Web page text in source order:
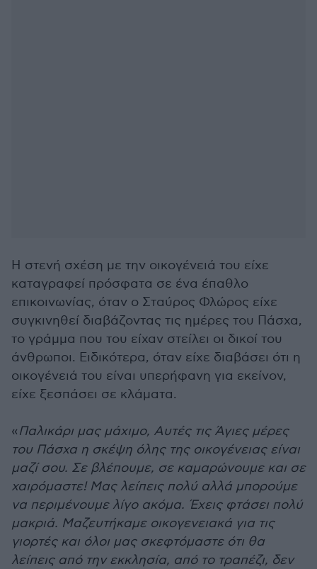
Η στενή σχέση με την οικογένειά του είχε
καταγραφεί πρόσφατα σε ένα έπαθλο
επικοινωνίας, όταν ο Σταύρος Φλώρος είχε
συγκινηθεί διαβάζοντας τις ημέρες του Πάσχα,
το γράμμα που του είχαν στείλει οι δικοί του
άνθρωποι. Ειδικότερα, όταν είχε διαβάσει ότι η
οικογένειά του είναι υπερήφανη για εκείνον,
είχε ξεσπάσει σε κλάματα.
«Παλικάρι μας μάχιμο, Αυτές τις Άγιες μέρες
του Πάσχα η σκέψη όλης της οικογένειας είναι
μαζί σου. Σε βλέπουμε, σε καμαρώνουμε και σε
χαιρόμαστε! Μας λείπεις πολύ αλλά μπορούμε
να περιμένουμε λίγο ακόμα. Έχεις φτάσει πολύ
μακριά. Μαζευτήκαμε οικογενειακά για τις
γιορτές και όλοι μας σκεφτόμαστε ότι θα
λείπεις από την εκκλησία, από το τραπέζι, δεν